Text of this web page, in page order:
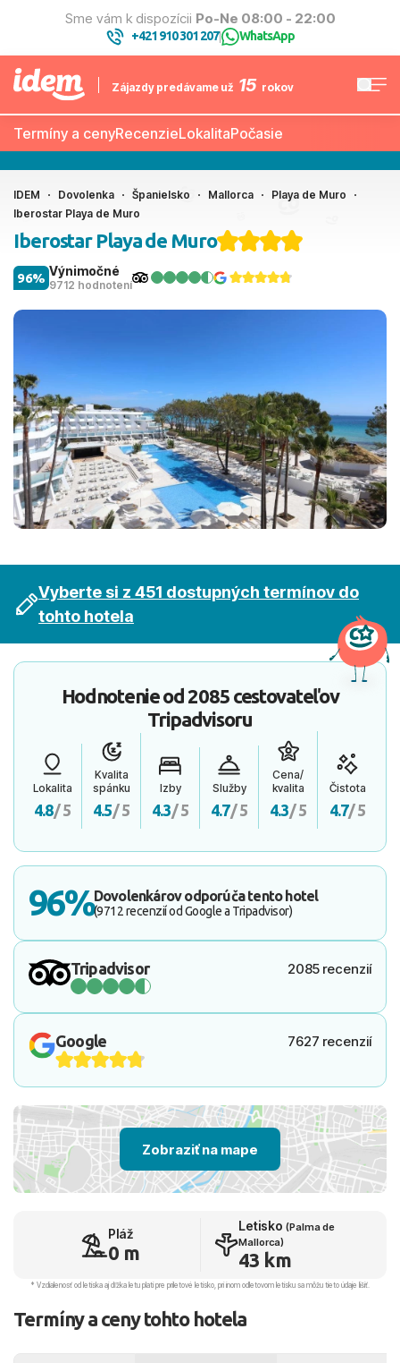
Sme vám k dispozícii Po-Ne 08:00 - 22:00
+421 910 301 207| WhatsApp
Zájazdy predávame už 15 rokov
Termíny a cenyRecenzieLokalitaPočasie
IDEM Dovolenka Španielsko Mallorca
Playa de Muro
Iberostar Playa de Muro
Iberostar Playa de Muro
Výnimočné
9712 hodnotení
96%
Vyberte si z 451 dostupných termínov do
tohto hotela
Hodnotenie od2085 cestovateľov
Tripadvisoru
Lokalita
4.8/ 5
Kvalita
spánku
4.5/ 5
Izby
4.3/ 5
Služby
4.7/ 5
Cena/
kvalita
4.3/ 5
Čistota
4.7/ 5
96%Dovolenkárov odporúča tento hotel
(9712 recenzií od Google a Tripadvisor)
Tripadvisor 2085 recenzií
Google 7627 recenzií
Zobraziť na mape
Pláž
0 m
Letisko (Palma de
Mallorca)
43 km
* Vzdialenosť od letiska aj dľžka letu platí pre príletové letisko, pri inom odletovom letisku sa môžu tieto údaje líšiť.
Termíny a ceny tohto hotela